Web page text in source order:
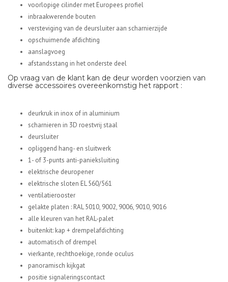
voorlopige cilinder met Europees profiel
inbraakwerende bouten
versteviging van de deursluiter aan scharnierzijde
opschuimende afdichting
aanslagvoeg
afstandsstang in het onderste deel
Op vraag van de klant kan de deur worden voorzien van
diverse accessoires overeenkomstig het rapport :
deurkruk in inox of in aluminium
scharnieren in 3D roestvrij staal
deursluiter
opliggend hang- en sluitwerk
1- of 3-punts anti-panieksluiting
elektrische deuropener
elektrische sloten EL 560/561
ventilatierooster
gelakte platen : RAL 5010, 9002, 9006, 9010, 9016
alle kleuren van het RAL-palet
buitenkit: kap + drempelafdichting
automatisch of drempel
vierkante, rechthoekige, ronde oculus
panoramisch kijkgat
positie signaleringscontact